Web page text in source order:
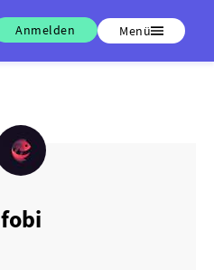
Anmelden Menü
fobi